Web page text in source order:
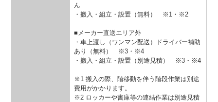
ん
・搬入・組立・設置（無料）
※1・※2
■メーカー直送エリア外
・車上渡し（ワンマン配送）ドライバー補助
あり（無料）
※3・※4
・搬入・組立・設置（別途見積）
※3・※4
※1 搬入の際、階移動を伴う階段作業は別途
費用がかかります。
※2 ロッカーや書庫等の連結作業は別途見積